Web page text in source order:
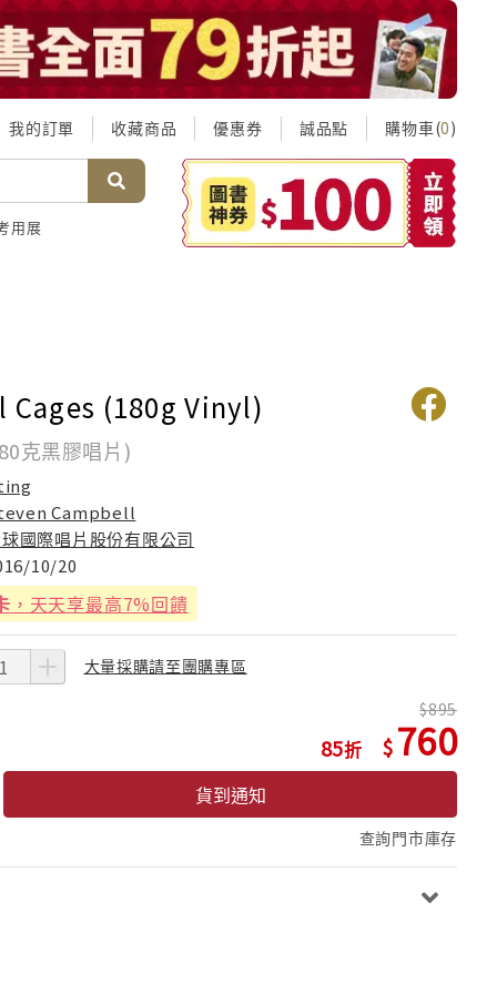
我的訂單 收藏商品 優惠券 誠品點 購物車(0)
用展
Cages (180g Vinyl)
克黑膠唱片)
Campbell
國際唱片股份有限公司
10/20
，天天享最高7%回饋
大量採購請至團購專區
85
895
760
貨到通知
查詢門市庫存